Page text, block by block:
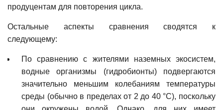
продуцентам для повторения цикла.
Остальные аспекты сравнения сводятся к
следующему:
По сравнению с жителями наземных экосистем,
водные организмы (гидробионты) подвергаются
значительно меньшим колебаниям температуры
среды (обычно в пределах от 2 до 40 °С), поскольку